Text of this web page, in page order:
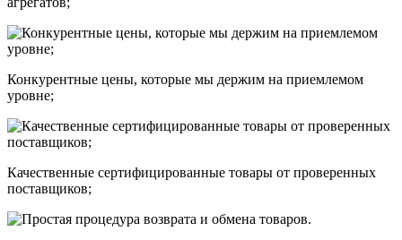
Конкурентные цены, которые мы держим на приемлемом
уровне;
Качественные сертифицированные товары от проверенных
поставщиков;